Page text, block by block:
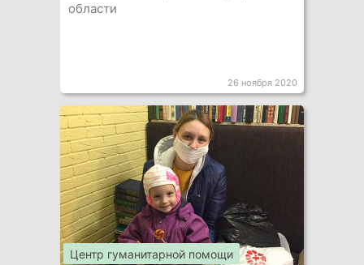
области
26 ноября 2020
Центр гуманитарной помощи